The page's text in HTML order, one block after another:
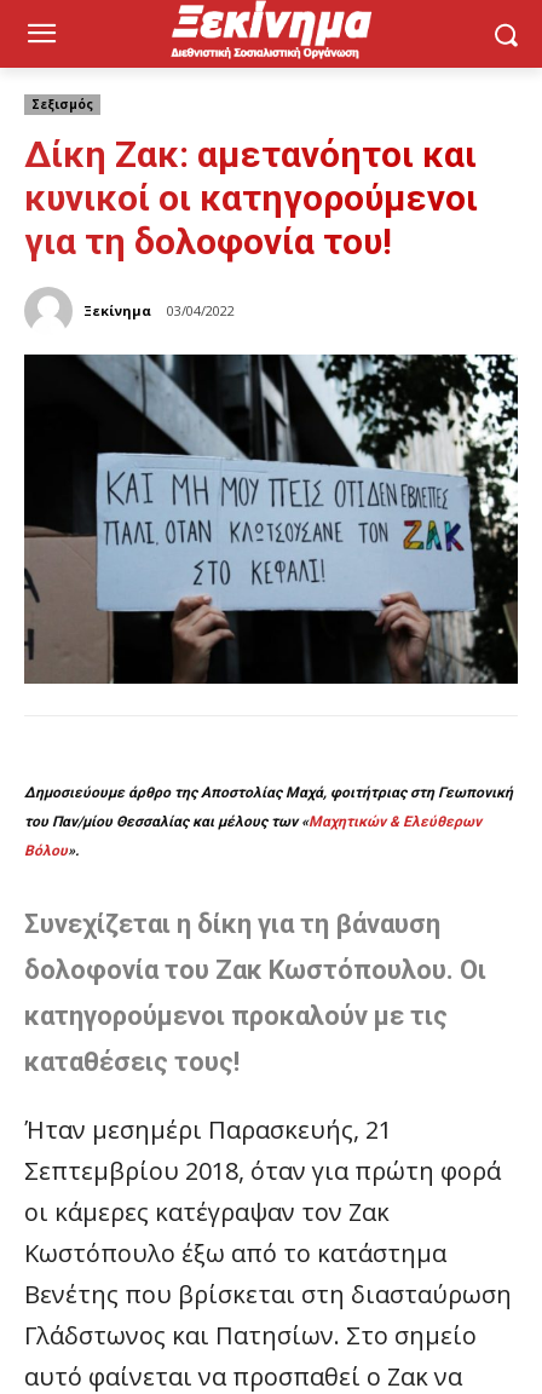
Σεξισμός
Δίκη Ζακ: αμετανόητοι και
κυνικοί οι κατηγορούμενοι
για τη δολοφονία του!
Ξεκίνημα 03/04/2022
Δημοσιεύουμε άρθρο της Αποστολίας Μαχά, φοιτήτριας στη Γεωπονική
του Παν/μίου Θεσσαλίας και μέλους των «Μαχητικών & Ελεύθερων
Βόλου».
Συνεχίζεται η δίκη για τη βάναυση
δολοφονία του Ζακ Κωστόπουλου. Οι
κατηγορούμενοι προκαλούν με τις
καταθέσεις τους!
Ήταν μεσημέρι Παρασκευής, 21
Σεπτεμβρίου 2018, όταν για πρώτη φορά
οι κάμερες κατέγραψαν τον Ζακ
Κωστόπουλο έξω από το κατάστημα
Βενέτης που βρίσκεται στη διασταύρωση
Γλάδστωνος και Πατησίων. Στο σημείο
αυτό φαίνεται να προσπαθεί ο Ζακ να